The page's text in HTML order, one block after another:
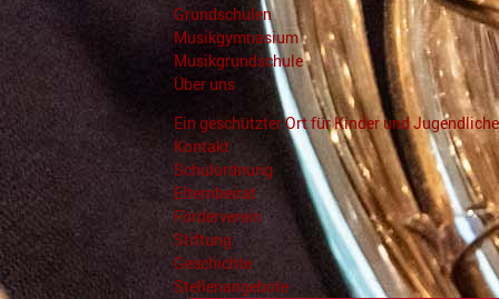
Grundschulen
Musikgymnasium
Musikgrundschule
Über uns
Ein geschützter Ort für Kinder und Jugendliche
Kontakt
Schulordnung
Elternbeirat
Förderverein
Stiftung
Geschichte
Stellenangebote